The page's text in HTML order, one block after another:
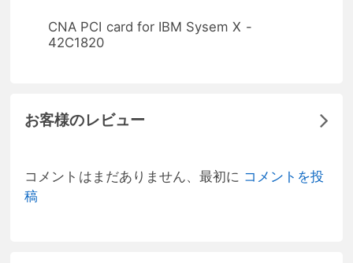
CNA PCI card for IBM Sysem X -
42C1820
お客様のレビュー
コメントはまだありません、最初に コメントを投
稿